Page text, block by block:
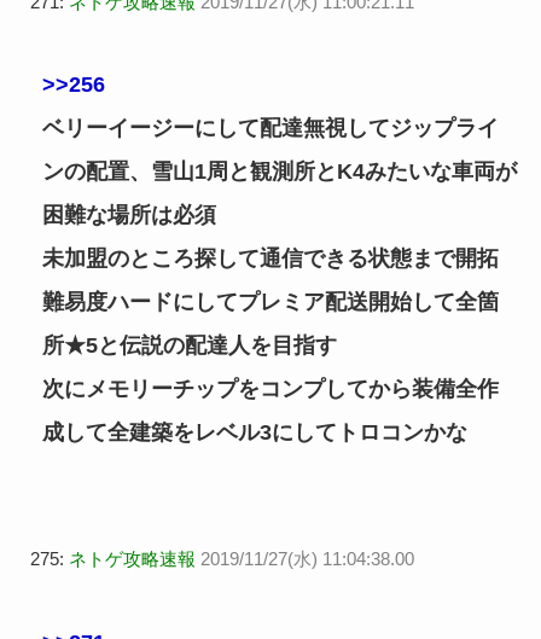
>>256
ベリーイージーにして配達無視してジップライ
ンの配置、雪山1周と観測所とK4みたいな車両が
困難な場所は必須
未加盟のところ探して通信できる状態まで開拓
難易度ハードにしてプレミア配送開始して全箇
所★5と伝説の配達人を目指す
次にメモリーチップをコンプしてから装備全作
成して全建築をレベル3にしてトロコンかな
275: ネトゲ攻略速報 2019/11/27(水) 11:04:38.00